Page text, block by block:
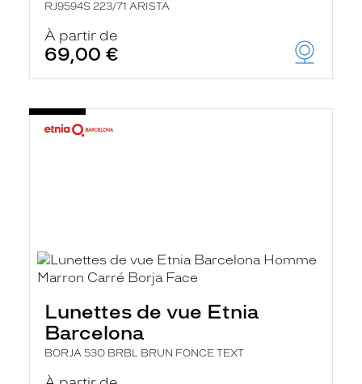
RJ9594S 223/71 ARISTA
À partir de
69,00 €
Lunettes de vue Etnia
Barcelona
BORJA 53O BRBL BRUN FONCE TEXT